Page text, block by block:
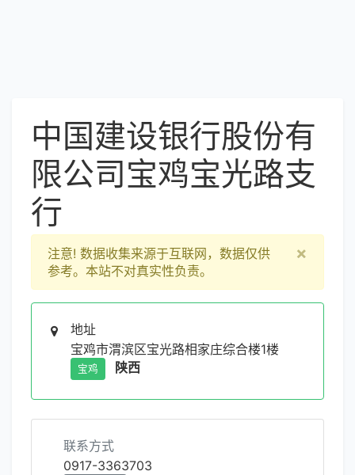
中国建设银行股份有
限公司宝鸡宝光路支
行
注意! 数据收集来源于互联网，数据仅供
参考。本站不对真实性负责。
×
地址
宝鸡市渭滨区宝光路相家庄综合楼1楼
宝鸡 陕西
联系方式
0917-3363703